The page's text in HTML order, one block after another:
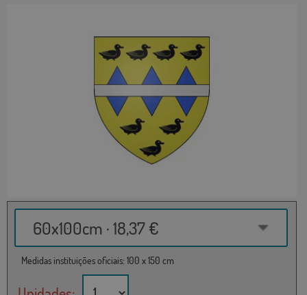
60x100cm · 18,37 €
Medidas instituições oficiais: 100 x 150 cm